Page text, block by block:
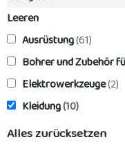
Leeren
Ausrüstung(61)
Bohrer und Zubehör
Elektrowerkzeuge(2)
Kleidung(10)
Alles zurücksetzen